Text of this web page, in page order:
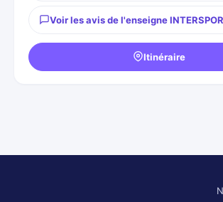
Voir les avis de l'enseigne
Itinéraire